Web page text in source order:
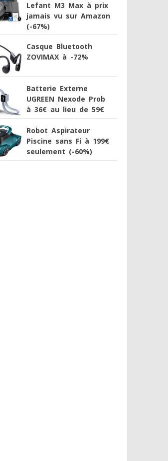
Lefant M3 Max à prix
jamais vu sur Amazon
(-67%)
Casque Bluetooth
ZOVIMAX à -72%
Batterie Externe
UGREEN Nexode Prob
à 36€ au lieu de 59€
Robot Aspirateur
Piscine sans Fi à 199€
seulement (-60%)